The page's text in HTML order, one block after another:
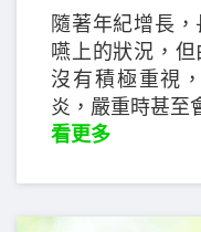
隨著年紀增長
嚥上的狀況，
沒有積極重視
炎，嚴重時甚至
看更多